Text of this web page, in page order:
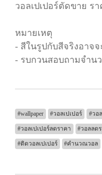
วอลเปเปอร์ตัดขาย ร
หมายเหตุ
- สีในรูปกับสีจริงอาจจ
- รบกวนสอบถามจำน
#wallpaper #วอลเปเปอร์ #วอ
#วอลเปเปอร์ลดราคา #วอลลด
#ติดวอลเปเปอร์ #คำนวณวอล